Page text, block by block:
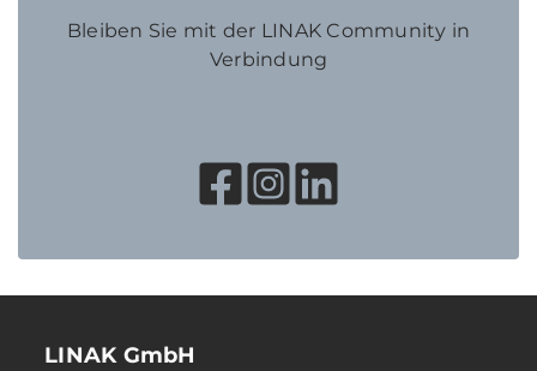
Bleiben Sie mit der LINAK Community in
Verbindung
LINAK GmbH